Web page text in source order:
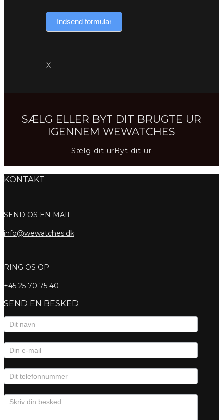
Indsend formular
X
SÆLG ELLER BYT DIT BRUGTE UR
IGENNEM WEWATCHES
Sælg dit urByt dit ur
KONTAKT
SEND OS EN MAIL
info@wewatches.dk
RING OS OP
+45 25 70 75 40
SEND EN BESKED
Kontaktformular